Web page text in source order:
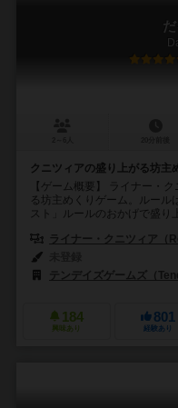
クニツィアの盛り上がる坊主
【ゲーム概要】 ライナー・
る坊主めくりゲーム。ルール
スト」ルールのおかげで盛り
ライナー・クニツィア（
テンデイズゲームズ（
184
興味あり
801
経験あり